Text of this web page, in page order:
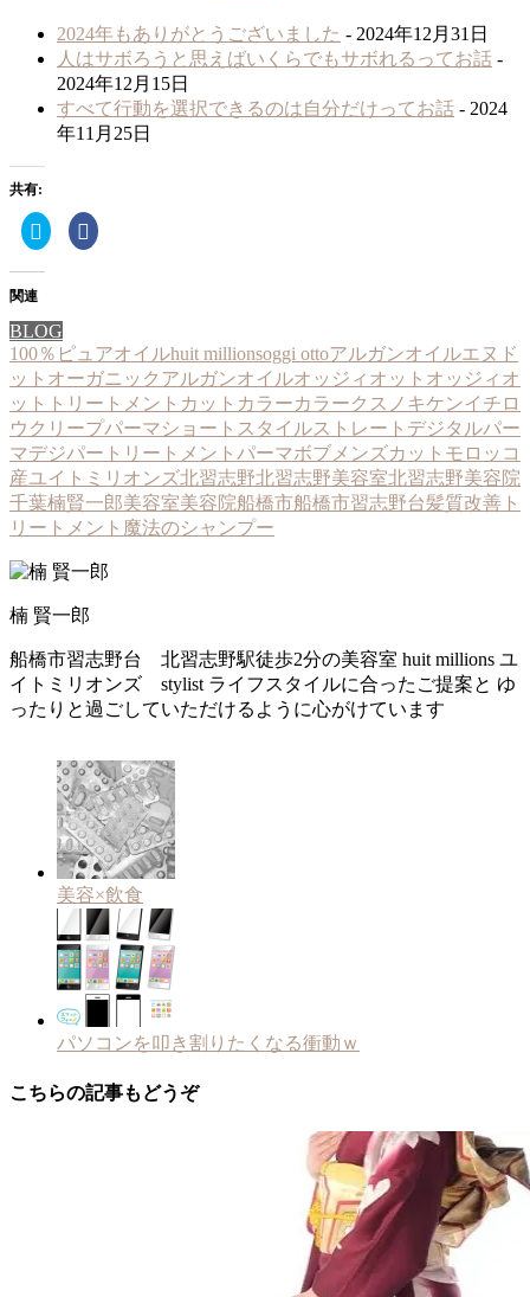
2024年もありがとうございました - 2024年12月31日
人はサボろうと思えばいくらでもサボれるってお話 -
2024年12月15日
すべて行動を選択できるのは自分だけってお話 - 2024
年11月25日
共有:
ク
リ
ク
で
共
有
(新
し
い
ウ
ィ
ン
ド
ウ
で
開
き
ま
す)
Facebook
で
リ
ッ
ク
し
て
く
だ
さ
い
(新
し
い
ウ
ィ
ド
ウ
す)
関連
BLOG
100％ピュアオイルhuit millionsoggi ottoアルガンオイルエヌド
ット オーガニックアルガンオイルオッジィオット オッジィオ
ットトリートメント カットカラーカラークスノキケンイチロ
ウ クリープパーマショートスタイルストレート デジタルパー
マデジパー トリートメント パーマボブ メンズカット モロッコ
産ユイトミリオンズ北習志野北習志野美容室北習志野美容院
千葉楠賢一郎美容室美容院船橋市船橋市習志野台髪質改善ト
リートメント 魔法のシャンプー
楠 賢一郎
船橋市習志野台 北習志野駅徒歩2分の美容室 huit millions ユ
イトミリオンズ stylist ライフスタイルに合ったご提案と ゆ
ったりと過ごしていただけるように心がけています
美容×飲食
パソコンを叩き割りたくなる衝動ｗ
こちらの記事もどうぞ